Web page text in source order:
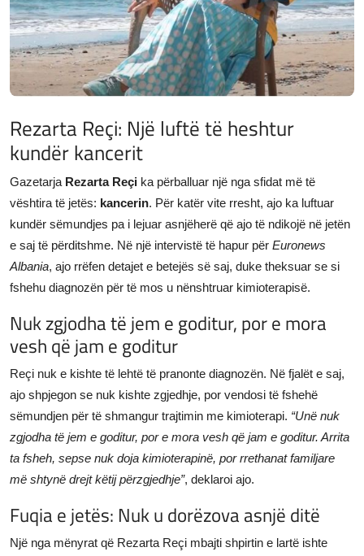
Gallery
Shqip
Rezarta Reçi: Një luftë të heshtur
kundër kancerit
Gazetarja Rezarta Reçi ka përballuar një nga sfidat më të
vështira të jetës: kancerin. Për katër vite rresht, ajo ka luftuar
kundër sëmundjes pa i lejuar asnjëherë që ajo të ndikojë në jetën
e saj të përditshme. Në një intervistë të hapur për Euronews
Albania, ajo rrëfen detajet e betejës së saj, duke theksuar se si
fshehu diagnozën për të mos u nënshtruar kimioterapisë.
Nuk zgjodha të jem e goditur, por e mora
vesh që jam e goditur
Reçi nuk e kishte të lehtë të pranonte diagnozën. Në fjalët e saj,
ajo shpjegon se nuk kishte zgjedhje, por vendosi të fshehë
sëmundjen për të shmangur trajtimin me kimioterapi. “Unë nuk
zgjodha të jem e goditur, por e mora vesh që jam e goditur. Arrita
ta fsheh, sepse nuk doja kimioterapinë, por rrethanat familjare
më shtynë drejt këtij përzgjedhje”, deklaroi ajo.
Fuqia e jetës: Nuk u dorëzova asnjë ditë
Një nga mënyrat që Rezarta Reçi mbajti shpirtin e lartë ishte